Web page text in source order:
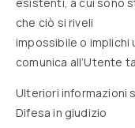
che ciò si riveli
impossibile o
comunica all’Utente
Ulteriori informazioni
Difesa in giudizio